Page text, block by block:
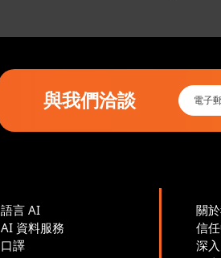
與我們洽談
語言 AI
AI 資料服務
口譯
關
信
深